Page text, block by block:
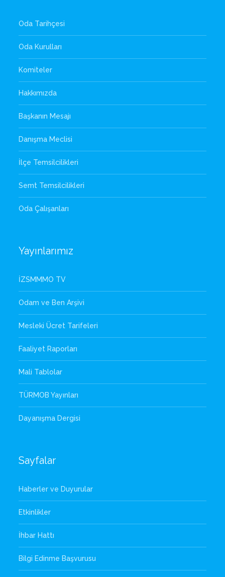
Oda Tarihçesi
Oda Kurulları
Komiteler
Hakkımızda
Başkanın Mesajı
Danışma Meclisi
İlçe Temsilcilikleri
Semt Temsilcilikleri
Oda Çalışanları
Yayınlarımız
İZSMMMO TV
Odam ve Ben Arşivi
Mesleki Ücret Tarifeleri
Faaliyet Raporları
Mali Tablolar
TÜRMOB Yayınları
Dayanışma Dergisi
Sayfalar
Haberler ve Duyurular
Etkinlikler
İhbar Hattı
Bilgi Edinme Başvurusu